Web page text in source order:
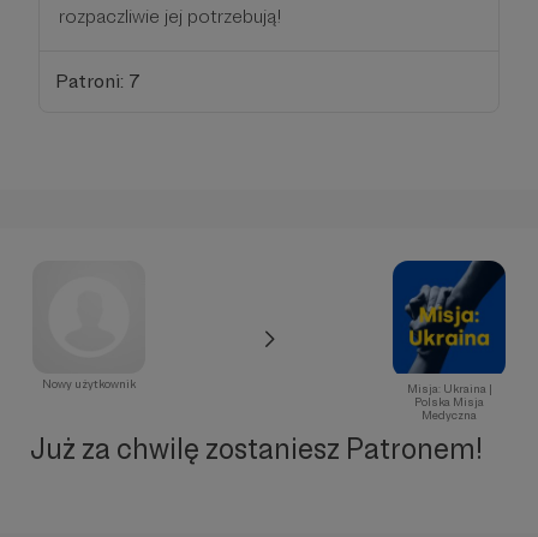
rozpaczliwie jej potrzebują!
Patroni: 7
Nowy użytkownik
Misja: Ukraina |
Polska Misja
Medyczna
Już za chwilę zostaniesz Patronem!